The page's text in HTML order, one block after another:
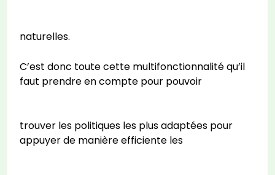
naturelles.
C’est donc toute cette multifonctionnalité qu’il
faut prendre en compte pour pouvoir
trouver les politiques les plus adaptées pour
appuyer de manière efficiente les